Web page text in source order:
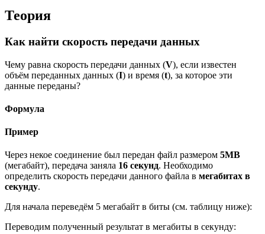
Теория
Как найти скорость передачи данных
Чему равна скорость передачи данных (V), если известен
объём переданных данных (I) и время (t), за которое эти
данные переданы?
Формула
Пример
Через некое соединение был передан файл размером 5MB
(мегабайт), передача заняла 16 секунд. Необходимо
определить скорость передачи данного файла в мегабитах в
секунду.
Для начала переведём 5 мегабайт в биты (cм. таблицу ниже):
Переводим полученный результат в мегабиты в секунду: